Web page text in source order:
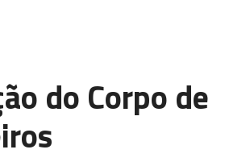
do Corpo de